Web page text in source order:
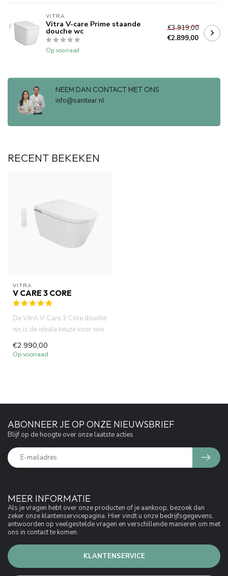
VITRA
Vitra V-care Prime staande
douche wc
Op voorraad
€3.919,00
€2.899,00
NEEM DAN CONTACT MET ONS
info@sanitear.nl
RECENT BEKEKEN
VITRA
V CARE 3 CORE
De VitrA V-Care 3 Core douche
wc is de ideale keuze voor wie
zoekt naar een comb...
€2.990,00
Op voorraad
MEER INFORMATIE
Als je vragen hebt over onze producten of je aankoop, bezoek dan
zeker onze klantenservicepagina. Hier vindt u onze bedrijfsgegevens,
antwoorden op veelgestelde vragen en verschillende manieren om met
ons in contact te komen.
KLANTENSERVICE
ABONNEER JE OP ONZE NIEUWSBRIEF
Blijf op de hoogte over onze laatste acties